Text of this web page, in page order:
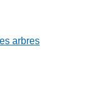
arbres